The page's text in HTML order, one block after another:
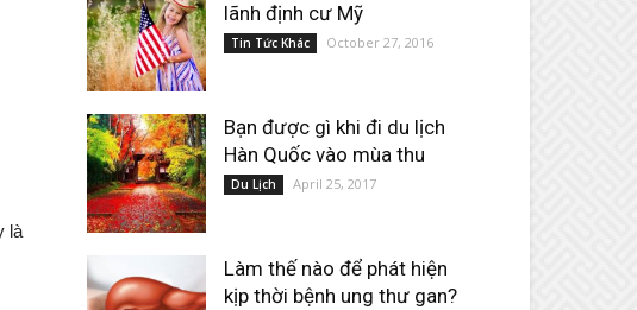
là
lãnh định cư Mỹ
Tin Tức Khác October 27, 2016
Bạn được gì khi đi du lịch
Hàn Quốc vào mùa thu
Du Lịch April 25, 2017
Làm thế nào để phát hiện
kịp thời bệnh ung thư gan?